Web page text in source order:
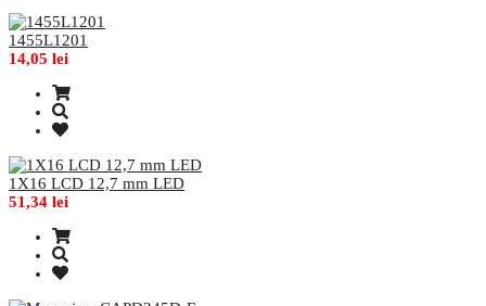
1455L1201
14,05 lei
1X16 LCD 12,7 mm LED
51,34 lei